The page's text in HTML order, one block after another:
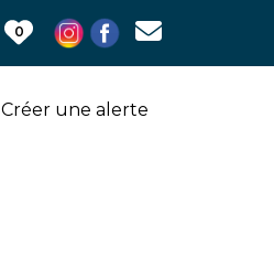
0
Créer une alerte